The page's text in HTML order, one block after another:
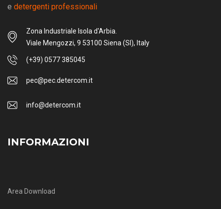
e detergenti professionali
Zona Industriale Isola d'Arbia.
Viale Mengozzi, 9 53100 Siena (SI), Italy
(+39) 0577 385045
pec@pec.detercom.it
info@detercom.it
INFORMAZIONI
Area Download